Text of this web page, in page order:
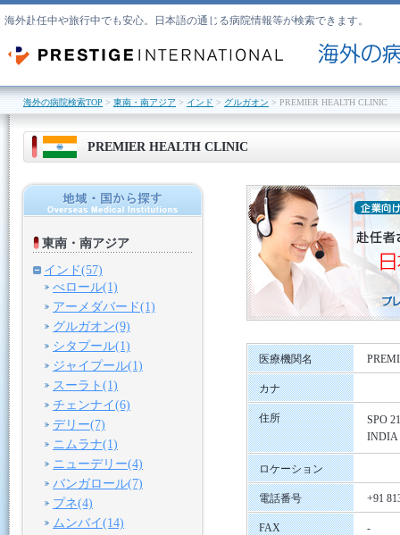
海外赴任中や旅行中でも安心。日本語の通じる病院情報等が検索できます。
海外の病院検索TOP>東南・南アジア>インド>グルガオン> PREMIER HEALTH CLINIC
PREMIER HEALTH CLINIC
医療機関名
カナ
住所
SPO
INDIA
ロケーション
電話番号 +91
FAX -
東南・南アジア
インド(57)
べロール(1)
アーメダバード(1)
グルガオン(9)
シタプール(1)
ジャイプール(1)
スーラト(1)
チェンナイ(6)
デリー(7)
ニムラナ(1)
ニューデリー(4)
バンガロール(7)
プネ(4)
ムンバイ(14)